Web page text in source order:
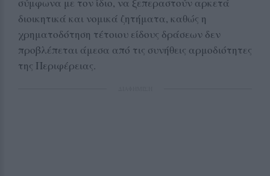
διοικητικά και νομικά ζητήματα, καθώς η
χρηματοδότηση τέτοιου είδους δράσεων δεν
προβλέπεται άμεσα από τις συνήθεις αρμοδιότητες
της Περιφέρειας.